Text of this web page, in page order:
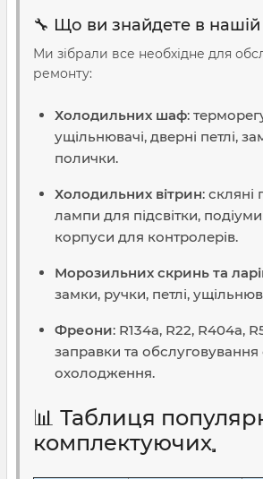
🔧 Що ви знайдете в нашій
Ми зібрали все необхідне для
ремонту:
Холодильних шаф:
ущільнювачі, дверні петлі,
полички.
Холодильних вітрин: скляні
лампи для підсвітки,
корпуси для контролерів.
Морозильних скринь та
замки, ручки, петлі,
Фреони: R134a, R22, R404a,
заправки та обслуговування
охолодження.
📊 Таблиця
комплектуючих